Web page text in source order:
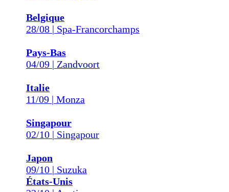
Belgique
28/08 | Spa-Francorchamps
Pays-Bas
04/09 | Zandvoort
Italie
11/09 | Monza
Singapour
02/10 | Singapour
Japon
09/10 | Suzuka
États-Unis